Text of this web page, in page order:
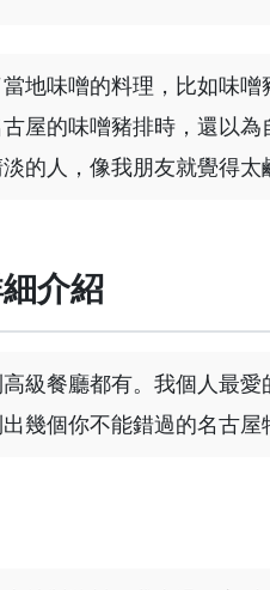
地味噌的料理，比如味
屋的味噌豬排時，還以
的人，像我朋友就覺得太
介紹
級餐廳都有。我個人最
幾個你不能錯過的名古屋